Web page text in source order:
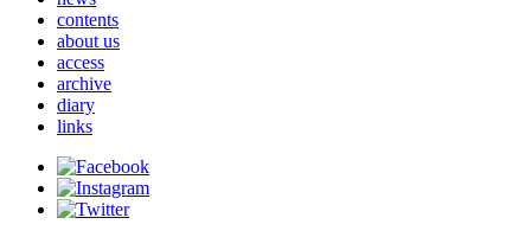
contents
about us
access
archive
diary
links